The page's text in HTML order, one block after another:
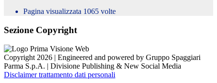
Pagina visualizzata 1065 volte
Sezione Copyright
Copyright 2026 | Engineered and powered by Gruppo Spaggiari
Parma S.p.A. | Divisione Publishing & New Social Media
Disclaimer trattamento dati personali